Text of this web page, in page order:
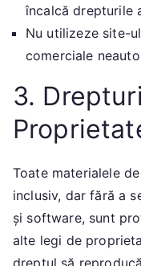
încalcă drepturile
Nu utilizeze site-
comerciale
3.
Toate materialele
inclusiv, dar fără a
și software, sunt
alte legi de
dreptul să